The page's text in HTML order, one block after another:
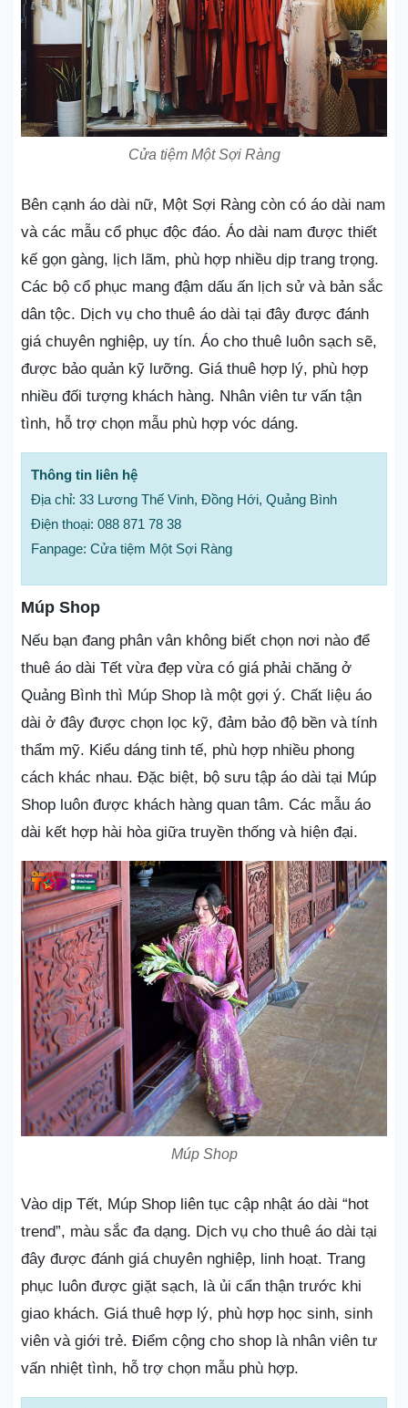
Cửa tiệm Một Sợi Ràng
Bên cạnh áo dài nữ, Một Sợi Ràng còn có áo dài nam
và các mẫu cổ phục độc đáo. Áo dài nam được thiết
kế gọn gàng, lịch lãm, phù hợp nhiều dịp trang trọng.
Các bộ cổ phục mang đậm dấu ấn lịch sử và bản sắc
dân tộc. Dịch vụ cho thuê áo dài tại đây được đánh
giá chuyên nghiệp, uy tín. Áo cho thuê luôn sạch sẽ,
được bảo quản kỹ lưỡng. Giá thuê hợp lý, phù hợp
nhiều đối tượng khách hàng. Nhân viên tư vấn tận
tình, hỗ trợ chọn mẫu phù hợp vóc dáng.
Thông tin liên hệ
Địa chỉ: 33 Lương Thế Vinh, Đồng Hới, Quảng Bình
Điện thoại: 088 871 78 38
Fanpage: Cửa tiệm Một Sợi Ràng
Múp Shop
Nếu bạn đang phân vân không biết chọn nơi nào để
thuê áo dài Tết vừa đẹp vừa có giá phải chăng ở
Quảng Bình thì Múp Shop là một gợi ý. Chất liệu áo
dài ở đây được chọn lọc kỹ, đảm bảo độ bền và tính
thẩm mỹ. Kiểu dáng tinh tế, phù hợp nhiều phong
cách khác nhau. Đặc biệt, bộ sưu tập áo dài tại Múp
Shop luôn được khách hàng quan tâm. Các mẫu áo
dài kết hợp hài hòa giữa truyền thống và hiện đại.
Múp Shop
Vào dịp Tết, Múp Shop liên tục cập nhật áo dài “hot
trend”, màu sắc đa dạng. Dịch vụ cho thuê áo dài tại
đây được đánh giá chuyên nghiệp, linh hoạt. Trang
phục luôn được giặt sạch, là ủi cẩn thận trước khi
giao khách. Giá thuê hợp lý, phù hợp học sinh, sinh
viên và giới trẻ. Điểm cộng cho shop là nhân viên tư
vấn nhiệt tình, hỗ trợ chọn mẫu phù hợp.